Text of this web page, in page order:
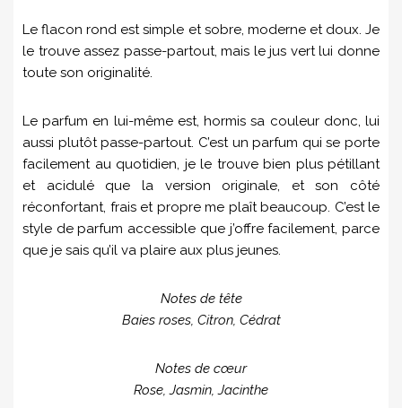
Le flacon rond est simple et sobre, moderne et doux. Je
le trouve assez passe-partout, mais le jus vert lui donne
toute son originalité.
Le parfum en lui-même est, hormis sa couleur donc, lui
aussi plutôt passe-partout. C’est un parfum qui se porte
facilement au quotidien, je le trouve bien plus pétillant
et acidulé que la version originale, et son côté
réconfortant, frais et propre me plaît beaucoup. C’est le
style de parfum accessible que j’offre facilement, parce
que je sais qu’il va plaire aux plus jeunes.
Notes de tête
Baies roses, Citron, Cédrat
Notes de cœur
Rose, Jasmin, Jacinthe